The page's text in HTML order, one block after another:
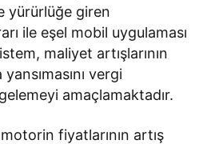
yürürlüğe giren
ile eşel mobil uygulaması
maliyet artışlarının
vergi
amaçlamaktadır.
fiyatlarının artış